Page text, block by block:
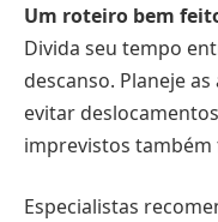
Um roteiro bem
Divida seu tempo
descanso. Planeje
evitar
imprevistos também
Especialistas